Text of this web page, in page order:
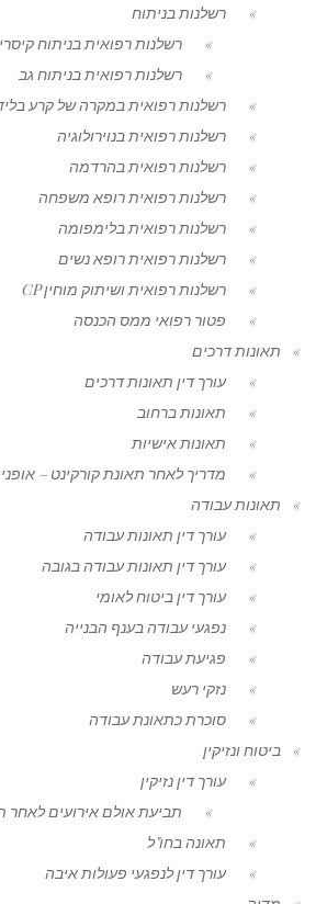
רשלנות בניתוח
רשלנות רפואית בניתוח קיסרי
רשלנות רפואית בניתוח גב
רשלנות רפואית במקרה של קרע
רשלנות רפואית בנוירולוגיה
רשלנות רפואית בהרדמה
רשלנות רפואית רופא משפחה
רשלנות רפואית בלימפומה
רשלנות רפואית רופא נשים
רשלנות רפואית ושיתוק מוחין CP
פטור רפואי ממס הכנסה
תאונות דרכים
עורך דין תאונות דרכים
תאונות ברחוב
תאונות אישיות
מדריך לאחר תאונת קורקינט –
תאונות עבודה
עורך דין תאונות עבודה
עורך דין תאונות עבודה בגובה
עורך דין ביטוח לאומי
נפגעי עבודה בענף הבנייה
פגיעת עבודה
נזקי רעש
סוכרת כתאונת עבודה
ביטוח ונזיקין
עורך דין נזיקין
תביעת אולם אירועים לאחר
תאונה בחו"ל
עורך דין לנפגעי פעולות איבה